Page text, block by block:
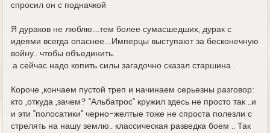
спросил он с подначкой
Я дураков не люблю....тем более сумасшедших, дурак с
идеями всегда опаснее....Имперцы выступают за бесконечную
войну.. чтобы объединить.
.а сейчас надо копить силы загадочно сказал старшина .
Короче ,кончаем пустой треп и начинаем серьезны разговор:
кто ,откуда ,зачем? "Альбатрос" кружил здесь не просто так ..и
и эти "полосатики" черно-желтые тоже не спроста полезли с
стрелять на нашу землю.. классическая разведка боем .. Так